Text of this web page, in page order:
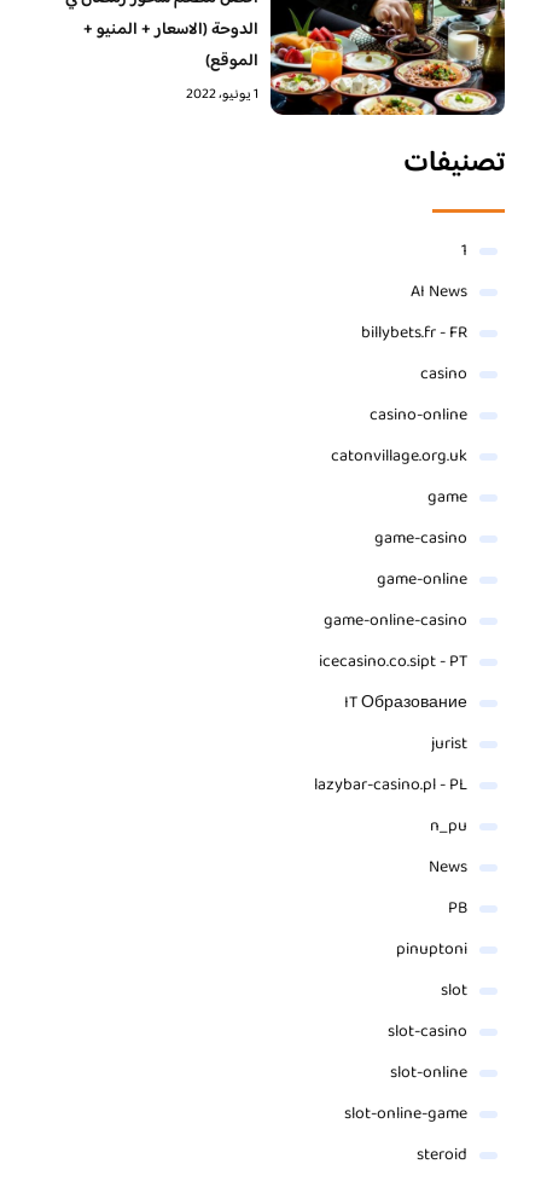
الدوحة (الاسعار + المنيو +
الموقع)
1 يونيو، 2022
تصنيفات
1
AI News
billybets.fr - FR
casino
casino-online
catonvillage.org.uk
game
game-casino
game-online
game-online-casino
icecasino.co.sipt - PT
IT Образование
jurist
lazybar-casino.pl - PL
n_pu
News
PB
pinuptoni
slot
slot-casino
slot-online
slot-online-game
steroid